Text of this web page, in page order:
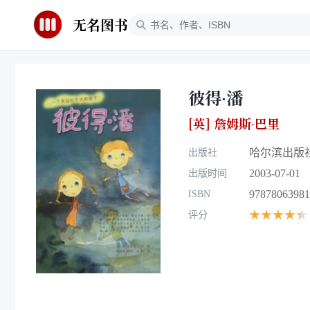
无名图书
彼得·潘
[英] 詹姆斯·巴里
出版社 哈尔滨出版
出版时间 2003-07-01
ISBN
评分 ★★★★★